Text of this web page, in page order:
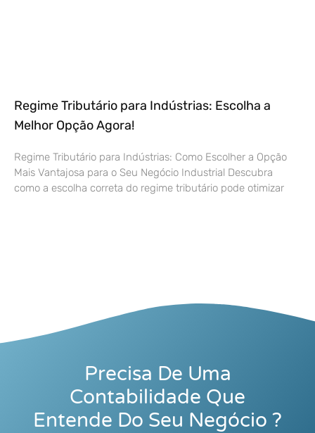
Regime Tributário para Indústrias: Escolha a
Melhor Opção Agora!
Regime Tributário para Indústrias: Como Escolher a Opção
Mais Vantajosa para o Seu Negócio Industrial Descubra
como a escolha correta do regime tributário pode otimizar
Precisa De Uma
Contabilidade Que
Entende Do Seu Negócio ?